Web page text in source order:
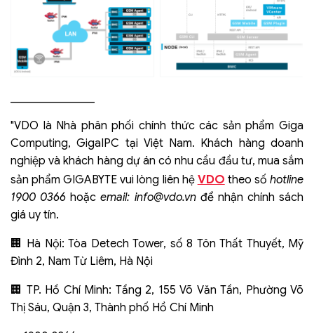
"VDO là Nhà phân phối chính thức các sản phẩm Giga
Computing, GigaIPC tại Việt Nam. Khách hàng doanh
nghiệp và khách hàng dự án có nhu cầu đầu tư, mua sắm
sản phẩm GIGABYTE vui lòng liên hệ VDO theo sốhotline
1900 0366 hoặcemail: info@vdo.vnđể nhận chính sách
giá uy tín.
🏢 Hà Nội: Tòa Detech Tower, số 8 Tôn Thất Thuyết, Mỹ
Đình 2, Nam Từ Liêm, Hà Nội
🏢 TP. Hồ Chí Minh: Tầng 2, 155 Võ Văn Tần, Phường Võ
Thị Sáu, Quận 3, Thành phố Hồ Chí Minh